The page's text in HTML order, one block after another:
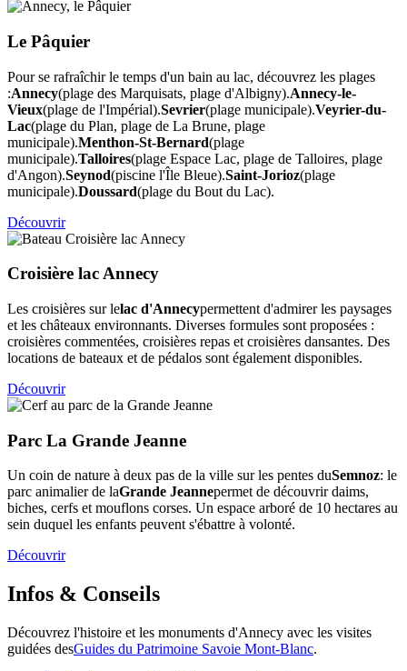
Le Pâquier
Pour se rafraîchir le temps d'un bain au lac, découvrez les plages
:Annecy(plage des Marquisats, plage d'Albigny).Annecy-le-
Vieux(plage de l'Impérial).Sevrier(plage municipale).Veyrier-du-
Lac(plage du Plan, plage de La Brune, plage
municipale).Menthon-St-Bernard(plage
municipale).Talloires(plage Espace Lac, plage de Talloires, plage
d'Angon).Seynod(piscine l'Île Bleue).Saint-Jorioz(plage
municipale).Doussard(plage du Bout du Lac).
Découvrir
Croisière lac Annecy
Les croisières sur lelac d'Annecypermettent d'admirer les paysages
et les châteaux environnants. Diverses formules sont proposées :
croisières commentées, croisières repas et croisières dansantes. Des
locations de bateaux et de pédalos sont également disponibles.
Découvrir
Parc La Grande Jeanne
Un coin de nature à deux pas de la ville sur les pentes duSemnoz: le
parc animalier de laGrande Jeannepermet de découvrir daims,
biches, cerfs et mouflons corses. Un espace arboré de 10 hectares au
sein duquel les enfants peuvent s'ébattre à volonté.
Découvrir
Infos & Conseils
Découvrez l'histoire et les monuments d'Annecy avec les visites
guidées desGuides du Patrimoine Savoie Mont-Blanc.